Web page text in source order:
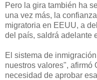
Pero la gira también ha
una vez más, la
migratoria en EEUU, a
del país, saldrá adelante
El sistema de
nuestros valores", afirmó
necesidad de aprobar